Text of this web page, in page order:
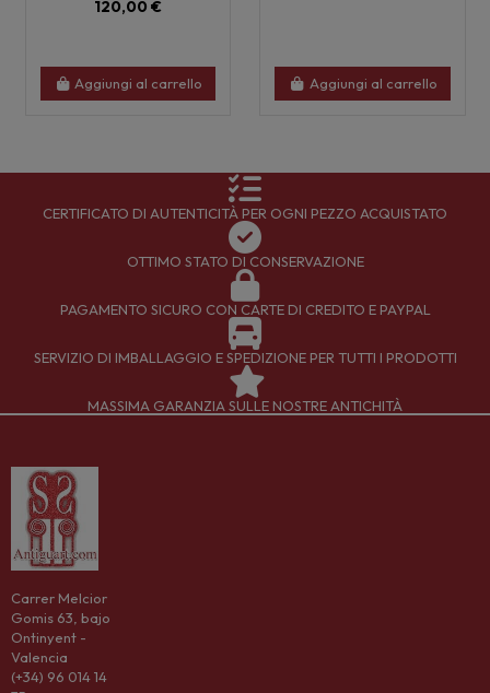
120,00 €
Aggiungi al carrello Aggiungi al carrello
CERTIFICATO DI AUTENTICITÀ PER OGNI PEZZO ACQUISTATO
OTTIMO STATO DI CONSERVAZIONE
PAGAMENTO SICURO CON CARTE DI CREDITO E PAYPAL
SERVIZIO DI IMBALLAGGIO E SPEDIZIONE PER TUTTI I PRODOTTI
MASSIMA GARANZIA SULLE NOSTRE ANTICHITÀ
Carrer Melcior
Gomis 63, bajo
Ontinyent -
Valencia
(+34) 96 014 14